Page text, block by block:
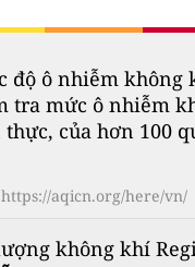
độ ô nhiễm không
tra mức ô nhiễm
của hơn 100
https://aqicn.org/here/vn/
không khí